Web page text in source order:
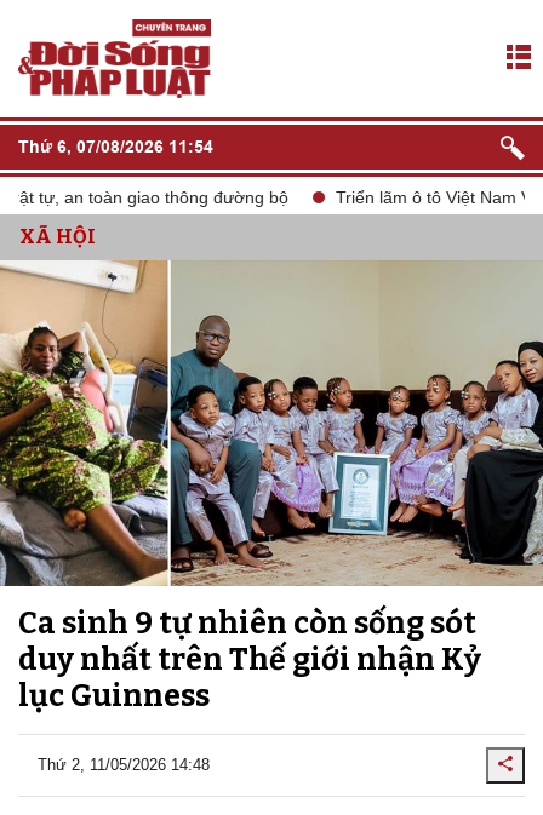
Thứ 6, 07/08/2026 11:54
an toàn giao thông đường bộ Triển lãm ô tô Việt Nam VMS
XÃ HỘI
Ca sinh 9 tự nhiên còn sống sót
duy nhất trên Thế giới nhận Kỷ
lục Guinness
Thứ 2, 11/05/2026 14:48